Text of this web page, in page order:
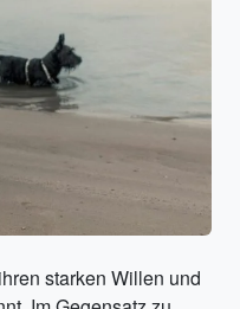
starken Willen und